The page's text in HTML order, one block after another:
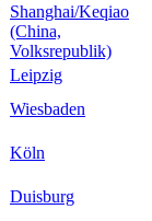
Shanghai/Keqiao
(China,
Volksrepublik)
Leipzig
Wiesbaden
Köln
Duisburg